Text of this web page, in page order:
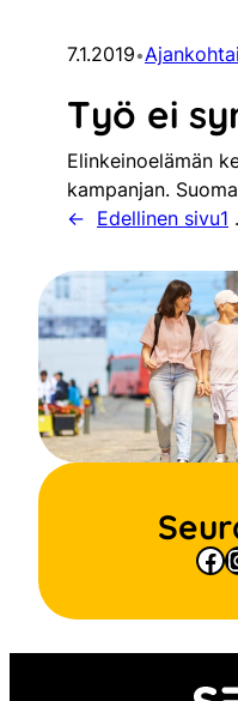
7.1.2019•
Työ ei
Elinkeinoelämän
kampanjan.
← Edellinen sivu1